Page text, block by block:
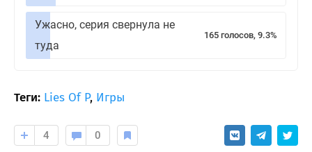
Ужасно, серия свернула не
туда
165 голосов, 9.3%
Теги: Lies Of P, Игры
4 0